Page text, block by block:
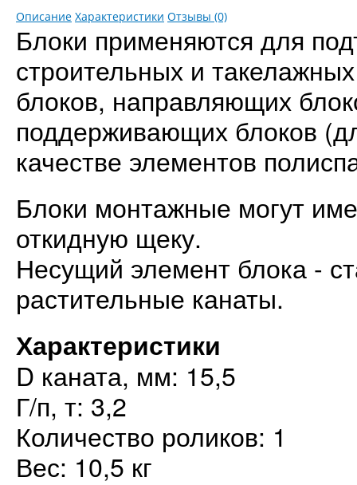
Описание Характеристики Отзывы (0)
Блоки применяются для
строительных и
блоков, направляющих
поддерживающих блоков
качестве элементов
Блоки монтажные могут
откидную щеку.
Несущий элемент блока -
растительные канаты.
Характеристики
D каната, мм: 15,5
Г/п, т: 3,2
Количество роликов: 1
Вес: 10,5 кг